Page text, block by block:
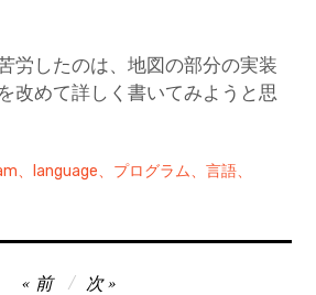
労したのは、地図の部分の実装
改めて詳しく書いてみようと思
、language、プログラム、言語、
前 次